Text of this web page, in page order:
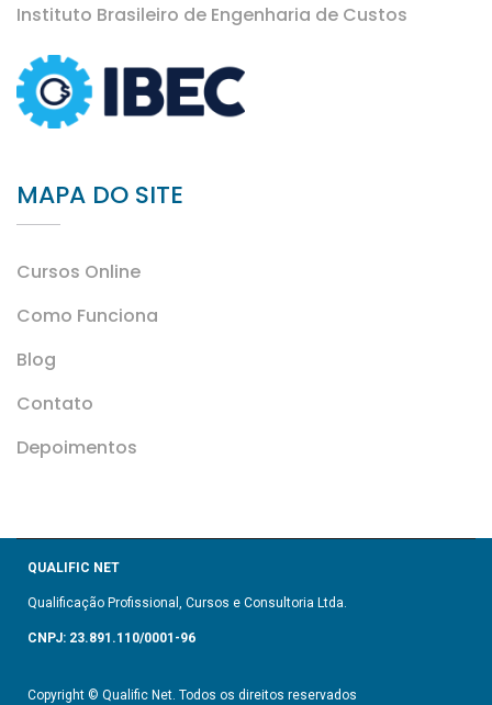
Instituto Brasileiro de Engenharia de Custos
MAPA DO SITE
Cursos Online
Como Funciona
Blog
Contato
Depoimentos
QUALIFIC NET
Qualificação Profissional, Cursos e Consultoria Ltda.
CNPJ: 23.891.110/0001-96
Copyright © Qualific Net. Todos os direitos reservados